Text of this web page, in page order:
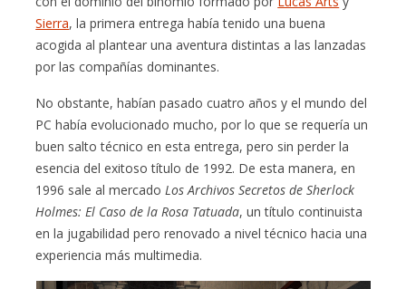
Sierra, la primera entrega había tenido una buena
acogida al plantear una aventura distintas a las lanzadas
por las compañías dominantes.
No obstante, habían pasado cuatro años y el mundo del
PC había evolucionado mucho, por lo que se requería un
buen salto técnico en esta entrega, pero sin perder la
esencia del exitoso título de 1992. De esta manera, en
1996 sale al mercado Los Archivos Secretos de Sherlock
Holmes: El Caso de la Rosa Tatuada, un título continuista
en la jugabilidad pero renovado a nivel técnico hacia una
experiencia más multimedia.